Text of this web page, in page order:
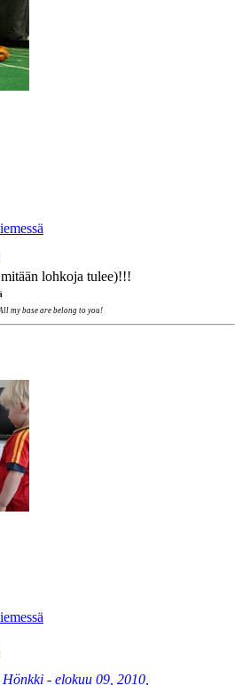
lohkoja tulee)!!!
my base are belong to you!
- elokuu 09, 2010,